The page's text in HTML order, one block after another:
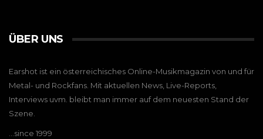
ÜBER UNS
Earshot ist ein österreichisches Online-Musikmagazin von und für
Metal- und Rockfans. Mit aktuellen News, Live-Reports,
Interviews uvm. bleibt man immer auf dem neuesten Stand der
Szene.
…since 1999